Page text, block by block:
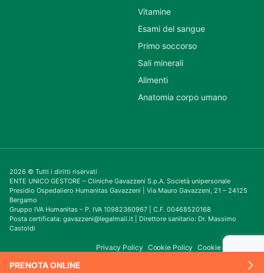
PRENOTA ONLINE
Vitamine
Esami del sangue
Primo soccorso
Sali minerali
Alimenti
Anatomia corpo umano
2026 © Tutti i diritti riservati
ENTE UNICO GESTORE – Cliniche Gavazzeni S.p.A. Società unipersonale
Presidio Ospedaliero Humanitas Gavazzeni | Via Mauro Gavazzeni, 21 – 24125
Bergamo
Gruppo IVA Humanitas – P. IVA 10982360967 | C.F. 00468520168
Posta certificata: gavazzeni@legalmail.it | Direttore sanitario: Dr. Massimo
Castoldi
Privacy Policy Cookie Policy Cookie Consent